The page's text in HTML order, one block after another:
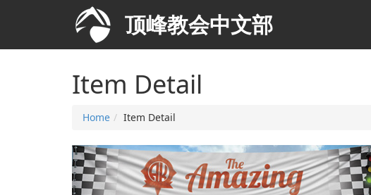
Item Detail
Home Item Detail